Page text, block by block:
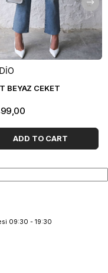
BEYAZ CEKET
ADD TO CART
09:30 - 19:30